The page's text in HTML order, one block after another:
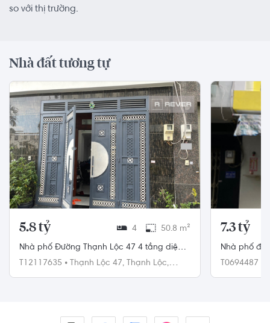
so với thị trường.
Nhà đất tương tự
5.8 tỷ 4 50.8 m²
Nhà phố Đường Thạnh Lộc 47 4 tầng diện
tích 50.8m² hướng đông nam pháp lý sổ
T12117635 • Thạnh Lộc 47, Thạnh Lộc,
7.3 tỷ
Nhà phố
tấm đúc
T0694487